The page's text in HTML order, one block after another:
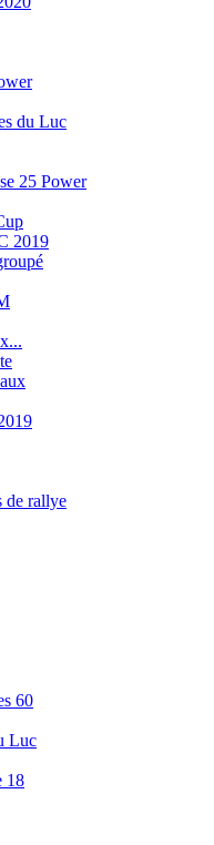
du Luc
25 Power
2019
de rallye
60
Luc
18